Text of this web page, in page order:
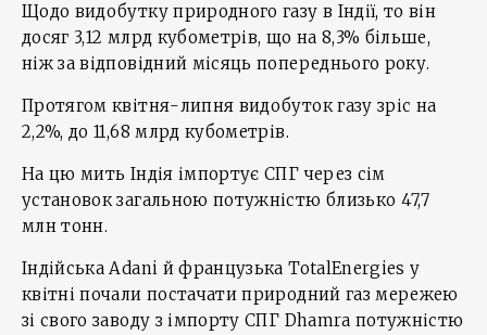
Щодо видобутку природного газу в Індії, то він
досяг 3,12 млрд кубометрів, що на 8,3% більше,
ніж за відповідний місяць попереднього року.
Протягом квітня-липня видобуток газу зріс на
2,2%, до 11,68 млрд кубометрів.
На цю мить Індія імпортує СПГ через сім
установок загальною потужністю близько 47,7
млн тонн.
Індійська Adani й французька TotalEnergies у
квітні почали постачати природний газ мережею
зі свого заводу з імпорту СПГ Dhamra потужністю